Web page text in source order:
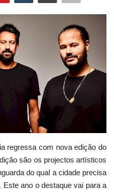
regressa com nova edição do
são os projectos artísticos
do qual a cidade precisa
ano o destaque vai para a